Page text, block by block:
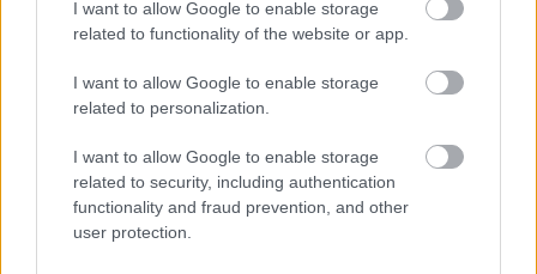
I want to allow Google to enable storage
related to functionality of the website or app.
I want to allow Google to enable storage
related to personalization.
I want to allow Google to enable storage
related to security, including authentication
functionality and fraud prevention, and other
user protection.
mi is beszámoltunk, Enea Bastianini egy Ducati
Panigale V4S-t hajtott a Superbike-
világbajnokság jerezi tesztjén. Csapattársa,
Maverick Viñales szintén aktív volt, hiszen egy
utcai KTM 990R-t vezetett a MotorLand
Aragónon.